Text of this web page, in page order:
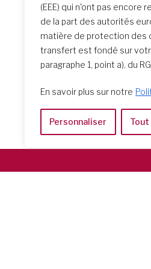
(EEE) qui n'ont pas encore
de la part des autorités
matière de protection des
transfert est fondé sur
paragraphe 1, point a), du
En savoir plus sur notre
Personnaliser